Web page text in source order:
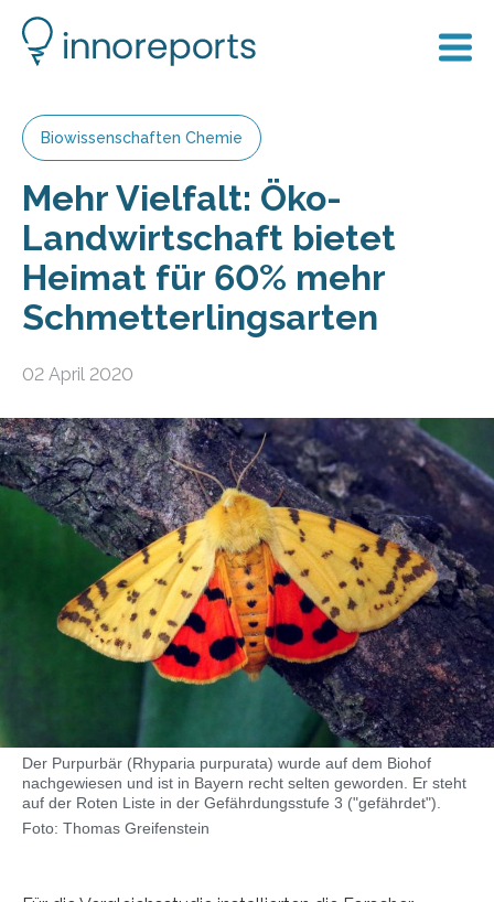
Biowissenschaften Chemie
Mehr Vielfalt: Öko-
Landwirtschaft bietet
Heimat für 60% mehr
Schmetterlingsarten
02 April 2020
Der Purpurbär (Rhyparia purpurata) wurde auf dem Biohof
nachgewiesen und ist in Bayern recht selten geworden. Er steht
auf der Roten Liste in der Gefährdungsstufe 3 ("gefährdet").
Foto: Thomas Greifenstein